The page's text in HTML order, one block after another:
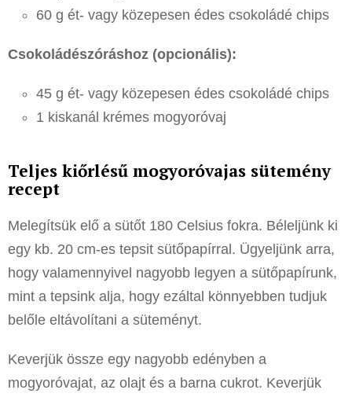
60 g ét- vagy közepesen édes csokoládé chips
Csokoládészóráshoz (opcionális):
45 g ét- vagy közepesen édes csokoládé chips
1 kiskanál krémes mogyoróvaj
Teljes kiőrlésű mogyoróvajas sütemény
recept
Melegítsük elő a sütőt 180 Celsius fokra. Béleljünk ki
egy kb. 20 cm-es tepsit sütőpapírral. Ügyeljünk arra,
hogy valamennyivel nagyobb legyen a sütőpapírunk,
mint a tepsink alja, hogy ezáltal könnyebben tudjuk
belőle eltávolítani a süteményt.
Keverjük össze egy nagyobb edényben a
mogyoróvajat, az olajt és a barna cukrot. Keverjük